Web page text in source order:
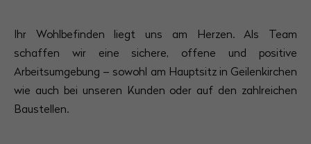
Get in touch
Cybersteel Inc.
376-293 City Road, Suite 600
San Francisco, CA 94102
Ihr Wohlbefinden liegt uns am Herzen. Als Team
schaffen wir eine sichere, offene und positive
Arbeitsumgebung – sowohl am Hauptsitz in Geilenkirchen
wie auch bei unseren Kunden oder auf den zahlreichen
Baustellen.